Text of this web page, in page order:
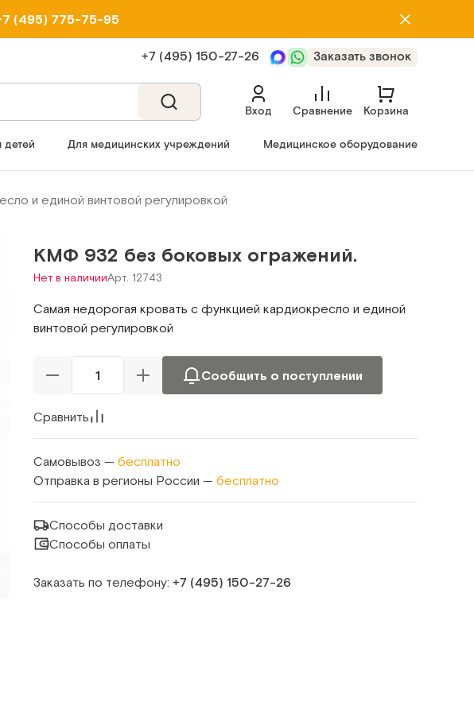
(495) 775-75-95
+7 (495) 150‑27‑26 Заказать звонок
Вход Сравнение Корзина
Для медицинских учреждений Медицинское оборудование
и единой винтовой регулировкой
КМФ 932 без боковых огражений.
Нет в наличииАрт. 12743
Самая недорогая кровать с функцией кардиокресло и единой
винтовой регулировкой
Сообщить о поступлении
Сравнить
Самовывоз — бесплатно
Отправка в регионы России — бесплатно
Способы доставки
Способы оплаты
Заказать по телефону: +7 (495) 150‑27‑26